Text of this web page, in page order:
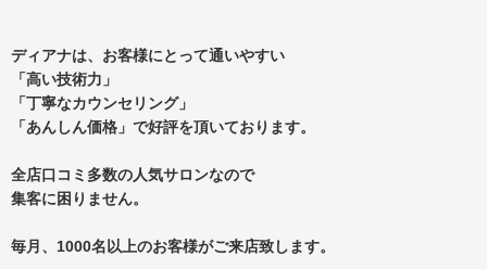
ディアナは、お客様にとって通いやすい
「高い技術力」
「丁寧なカウンセリング」
「あんしん価格」で好評を頂いております。
全店口コミ多数の人気サロンなので
集客に困りません。
毎月、1000名以上のお客様がご来店致します。